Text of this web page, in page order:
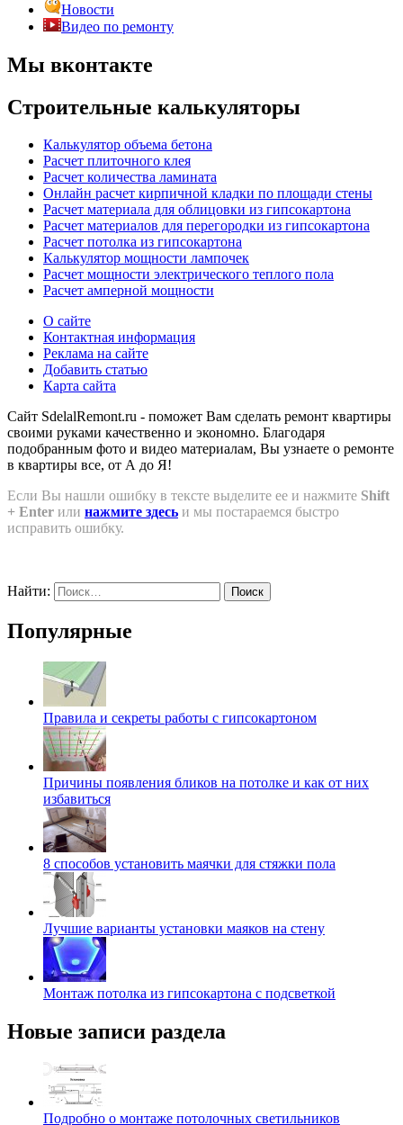
Новости
Видео по ремонту
Мы вконтакте
Строительные калькуляторы
Калькулятор объема бетона
Расчет плиточного клея
Расчет количества ламината
Онлайн расчет кирпичной кладки по площади стены
Расчет материала для облицовки из гипсокартона
Расчет материалов для перегородки из гипсокартона
Расчет потолка из гипсокартона
Калькулятор мощности лампочек
Расчет мощности электрического теплого пола
Расчет амперной мощности
О сайте
Контактная информация
Реклама на сайте
Добавить статью
Карта сайта
Сайт SdelalRemont.ru - поможет Вам сделать ремонт квартиры
своими руками качественно и экономно. Благодаря
подобранным фото и видео материалам, Вы узнаете о ремонте
в квартиры все, от А до Я!
Если Вы нашли ошибку в тексте выделите ее и нажмите Shift
+ Enter или нажмите здесь и мы постараемся быстро
исправить ошибку.
Найти:
Популярные
Правила и секреты работы с гипсокартоном
Причины появления бликов на потолке и как от них
избавиться
8 способов установить маячки для стяжки пола
Лучшие варианты установки маяков на стену
Монтаж потолка из гипсокартона с подсветкой
Новые записи раздела
Подробно о монтаже потолочных светильников